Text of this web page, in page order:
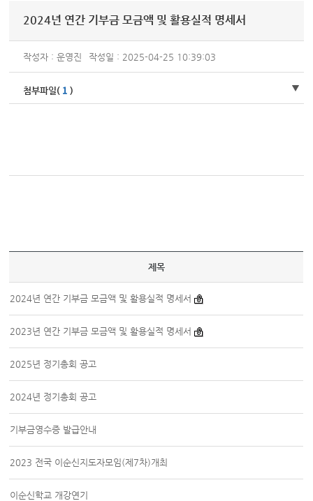
2024년 연간 기부금 모금액 및 활용실적 명세서
작성자 : 운영진 작성일 : 2025-04-25 10:39:03
첨부파일( 1 )
제목
2024년 연간 기부금 모금액 및 활용실적 명세서
2023년 연간 기부금 모금액 및 활용실적 명세서
2025년 정기총회 공고
2024년 정기총회 공고
기부금영수증 발급안내
2023 전국 이순신지도자모임(제7차)개최
이순신학교 개강연기